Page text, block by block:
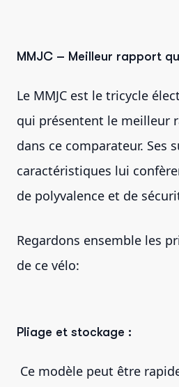
MMJC – Meilleur rapport
Le MMJC est le tricycle
qui présentent le meilleur
dans ce comparateur. Ses
caractéristiques lui
de polyvalence et de
Regardons ensemble les
de ce vélo:
Pliage et stockage :
Ce modèle peut être